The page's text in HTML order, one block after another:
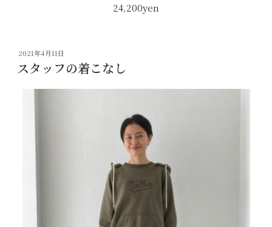
24,200yen
投
稿
日:
2021年4月11日
スタッフの着こなし